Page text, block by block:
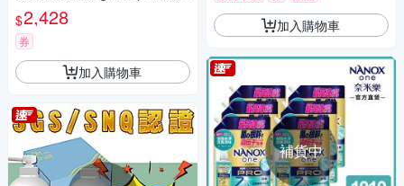
衣/潔淨消臭)
$2,428
券
加入購物車
加入購物車
補貨中